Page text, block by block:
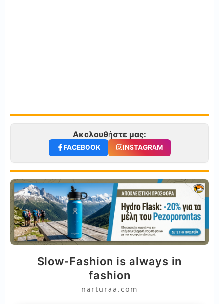
Ακολουθήστε μας:
FACEBOOK INSTAGRAM
Slow-Fashion is always in
fashion
narturaa.com